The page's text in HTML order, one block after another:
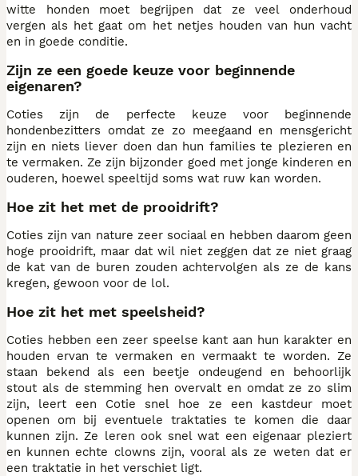
witte honden moet begrijpen dat ze veel onderhoud
vergen als het gaat om het netjes houden van hun vacht
en in goede conditie.
Zijn ze een goede keuze voor beginnende
eigenaren?
Coties zijn de perfecte keuze voor beginnende
hondenbezitters omdat ze zo meegaand en mensgericht
zijn en niets liever doen dan hun families te plezieren en
te vermaken. Ze zijn bijzonder goed met jonge kinderen en
ouderen, hoewel speeltijd soms wat ruw kan worden.
Hoe zit het met de prooidrift?
Coties zijn van nature zeer sociaal en hebben daarom geen
hoge prooidrift, maar dat wil niet zeggen dat ze niet graag
de kat van de buren zouden achtervolgen als ze de kans
kregen, gewoon voor de lol.
Hoe zit het met speelsheid?
Coties hebben een zeer speelse kant aan hun karakter en
houden ervan te vermaken en vermaakt te worden. Ze
staan bekend als een beetje ondeugend en behoorlijk
stout als de stemming hen overvalt en omdat ze zo slim
zijn, leert een Cotie snel hoe ze een kastdeur moet
openen om bij eventuele traktaties te komen die daar
kunnen zijn. Ze leren ook snel wat een eigenaar pleziert
en kunnen echte clowns zijn, vooral als ze weten dat er
een traktatie in het verschiet ligt.